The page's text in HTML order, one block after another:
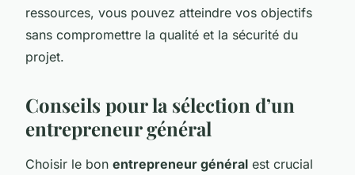
ressources, vous pouvez atteindre vos objectifs
sans compromettre la qualité et la sécurité du
projet.
Conseils pour la sélection d’un
entrepreneur général
Choisir le bon entrepreneur général est crucial